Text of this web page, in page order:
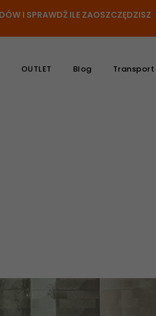
I SPRAWDŹ ILE ZAOSZCZĘDZISZ
OUTLET Blog Transport